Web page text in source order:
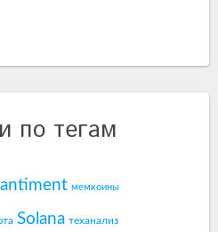
по тегам
мемкоины
Solana теханализ